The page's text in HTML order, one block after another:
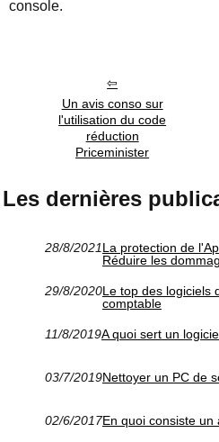
console.
Un avis conso sur
l'utilisation du code
réduction
Priceminister
Les dernières
28/8/2021La protection de
Réduire les
29/8/2020Le top des logiciels
comptable
11/8/2019A quoi sert un
03/7/2019Nettoyer un PC de
02/6/2017En quoi consiste un